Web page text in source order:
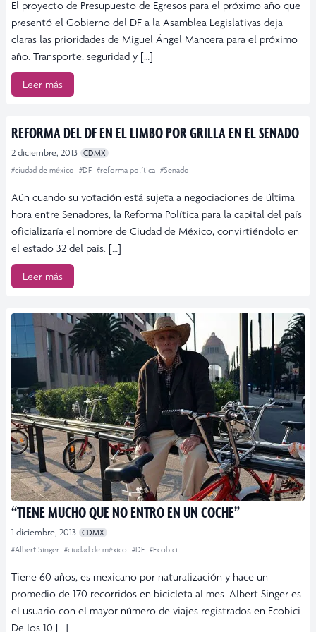
El proyecto de Presupuesto de Egresos para el próximo año que
presentó el Gobierno del DF a la Asamblea Legislativas deja
claras las prioridades de Miguel Ángel Mancera para el próximo
año. Transporte, seguridad y […]
Leer más
REFORMA DEL DF EN EL LIMBO POR GRILLA EN EL SENADO
2 diciembre, 2013 CDMX
#ciudad de méxico #DF #reforma política #Senado
Aún cuando su votación está sujeta a negociaciones de última
hora entre Senadores, la Reforma Política para la capital del país
oficializaría el nombre de Ciudad de México, convirtiéndolo en
el estado 32 del país. […]
Leer más
“TIENE MUCHO QUE NO ENTRO EN UN COCHE”
1 diciembre, 2013 CDMX
#Albert Singer #ciudad de méxico #DF #Ecobici
Tiene 60 años, es mexicano por naturalización y hace un
promedio de 170 recorridos en bicicleta al mes. Albert Singer es
el usuario con el mayor número de viajes registrados en Ecobici.
De los 10 […]